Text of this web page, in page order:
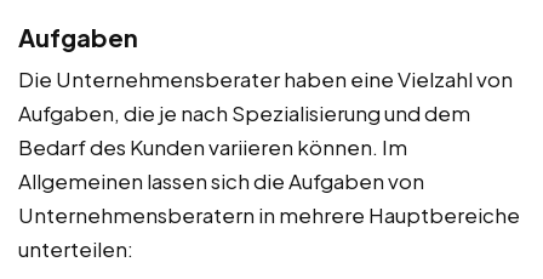
Aufgaben
Die Unternehmensberater haben eine Vielzahl von
Aufgaben, die je nach Spezialisierung und dem
Bedarf des Kunden variieren können. Im
Allgemeinen lassen sich die Aufgaben von
Unternehmensberatern in mehrere Hauptbereiche
unterteilen: